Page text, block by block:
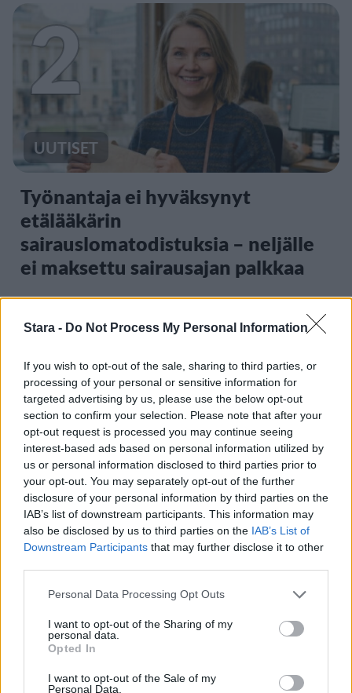
Stara - Do Not Process My Personal Information
If you wish to opt-out of the sale, sharing to third parties, or
processing of your personal or sensitive information for
targeted advertising by us, please use the below opt-out
section to confirm your selection. Please note that after your
opt-out request is processed you may continue seeing
interest-based ads based on personal information utilized by
us or personal information disclosed to third parties prior to
your opt-out. You may separately opt-out of the further
disclosure of your personal information by third parties on the
IAB’s list of downstream participants. This information may
also be disclosed by us to third parties on the IAB’s List of
Downstream Participants that may further disclose it to other
Personal Data Processing Opt Outs
I want to opt-out of the Sharing of my
personal data.
Opted In
I want to opt-out of the Sale of my
Personal Data.
2
UUTISET
Työnantaja ei hyväksynyt
etälääkärin
sairauslomatodistuksia – neljälle
ei maksettu sairausajan palkkaa
3
MATKAILU
Finnairin lennoista osan lentää
jatkossa toinen lentoyhtiö –
matkustajille tärkeä rajoitus
4